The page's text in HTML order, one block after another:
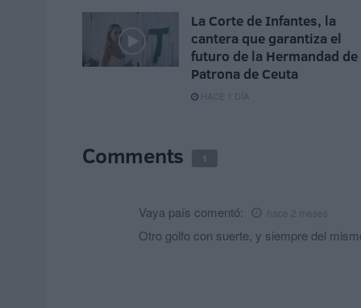
La Corte de Infantes, la
cantera que garantiza el
futuro de la Hermandad de
Patrona de Ceuta
HACE 1 DÍA
Comments 1
Vaya país comentó: hace 2 meses
Otro golfo con suerte, y siempre del